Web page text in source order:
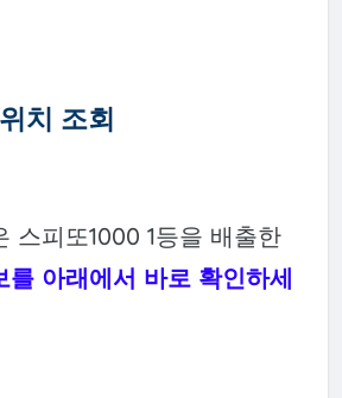
치 조회
스피또1000 1등을 배출한
를 아래에서 바로 확인하세